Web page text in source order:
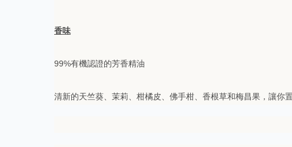
香味
99%有機認證的芳香精油
清新的天竺葵、茉莉、柑橘皮、佛手柑、香根草和梅昌果，讓你